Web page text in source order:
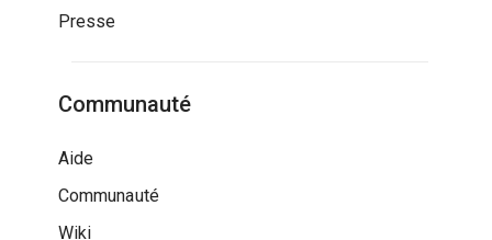
Presse
Communauté
Aide
Communauté
Wiki